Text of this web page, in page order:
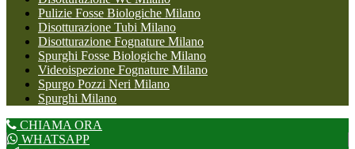
Pulizie Fosse Biologiche Milano
Disotturazione Tubi Milano
Disotturazione Fognature Milano
Spurghi Fosse Biologiche Milano
Videoispezione Fognature Milano
Spurgo Pozzi Neri Milano
Spurghi Milano
CHIAMA ORA
WHATSAPP